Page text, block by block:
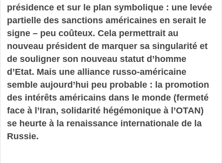
présidence et sur le plan symbolique : une levée
partielle des sanctions américaines en serait le
signe – peu coûteux. Cela permettrait au
nouveau président de marquer sa singularité et
de souligner son nouveau statut d’homme
d’Etat. Mais une alliance russo-américaine
semble aujourd’hui peu probable : la promotion
des intérêts américains dans le monde (fermeté
face à l’Iran, solidarité hégémonique à l’OTAN)
se heurte à la renaissance internationale de la
Russie.